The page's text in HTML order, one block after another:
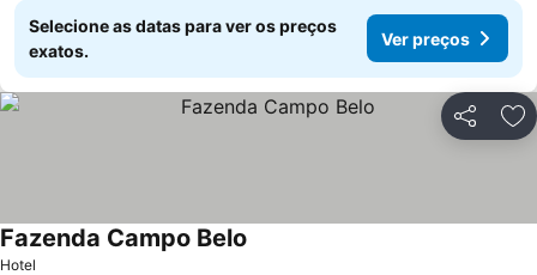
Selecione as datas para ver os preços
exatos.
Ver preços
Partilhar
Hotel
Fazenda Campo Belo